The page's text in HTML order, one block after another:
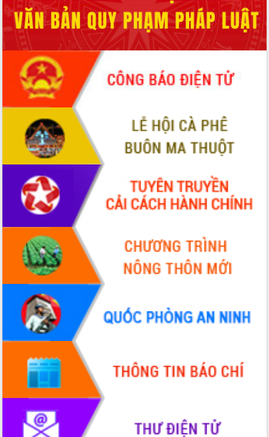
hiện nhiệm vụ quản lý tài sản công
hàng tuần
Tháo gỡ những vướng mắc, đẩy mạnh
công tác cải cách thủ tục hành chính
tại Trung tâm Phục vụ hành chính
công tỉnh
Đắk Lắk: Tôn vinh 46 giải pháp tại Hội
thi Sáng tạo Kỹ thuật 2024 - 2025
Đắk Lắk rà soát, điều chỉnh Đề án 190
về phát triển nuôi trồng thủy sản
Phó Chủ tịch UBND tỉnh Đắk Lắk
Trương Công Thái kiểm tra thực địa
Dự án cao tốc Khánh Hòa - Buôn Ma
Thuột
Định vị cà phê Việt Nam như một “di
sản sống” trong dòng chảy toàn cầu
Xây dựng nông thôn mới: Nâng cao đời
sống người dân từ những mô hình thiết
thực
Quyết liệt tháo gỡ vướng mắc, đẩy
nhanh tiến độ các dự án trọng điểm
trong Khu kinh tế Nam Phú Yên
Hòn Yến phát triển du lịch gắn với bảo
tồn biển
Lấy ý kiến điều chỉnh Quy hoạch tỉnh
Đắk Lắk thời kỳ 2021-2030, tầm nhìn
Phát động chiến dịch 30 ngày đêm
giải phóng mặt bằng Tuyến đường bộ
ven biển
Đắk Lắk nỗ lực thúc đẩy tăng trưởng
kinh tế từ 10% trở lên trong Quý
II/2026